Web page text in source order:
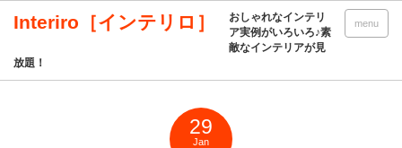
Interiro［インテリロ］ menu
おしゃれなインテリ
ア実例がいろいろ♪素
敵なインテリアが見
放題！
29
Jan